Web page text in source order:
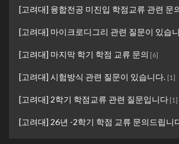
[고려대] 융합전공 미진입 학점교류 관련 문
[고려대] 마이크로디그리 관련 질문이 있습
[고려대] 마지막 학기 학점 교류 문의 [6]
[고려대] 시험방식 관련 질문이 있습니다. [1]
[고려대] 2학기 학점교류 관련 질문입니다 [1]
[고려대] 26년 -2학기 학점 교류 문의드립니